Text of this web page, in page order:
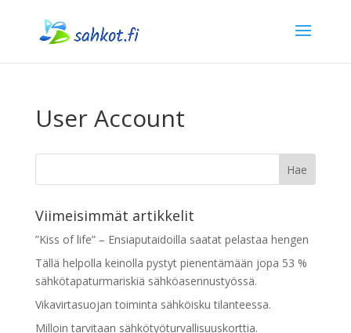
User Account
Viimeisimmät artikkelit
”Kiss of life” – Ensiaputaidoilla saatat pelastaa hengen
Tällä helpolla keinolla pystyt pienentämään jopa 53 %
sähkötapaturmariskiä sähköasennustyössä.
Vikavirtasuojan toiminta sähköisku tilanteessa.
Milloin tarvitaan sähkötyöturvallisuuskorttia.